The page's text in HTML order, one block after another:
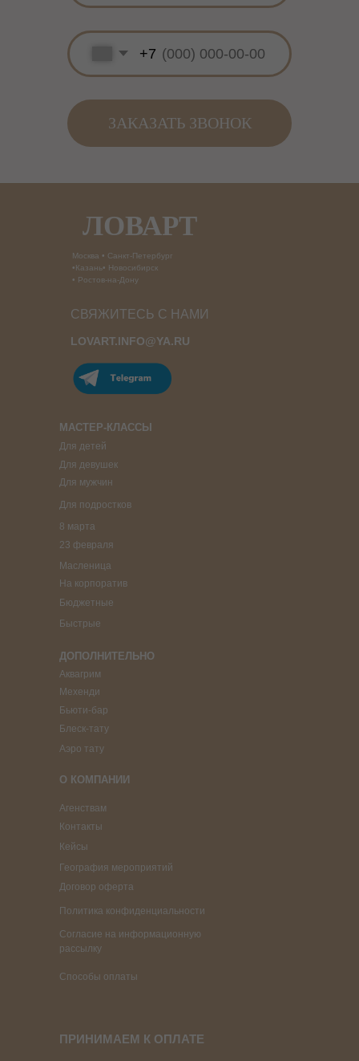
ЛОВАРТ
Москва • Санкт-Петербург
•Казань• Новосибирск
• Ростов-на-Дону
СВЯЖИТЕСЬ С НАМИ
ПРИНИМАЕМ К ОПЛАТЕ
О КОМПАНИИ
ДОПОЛНИТЕЛЬНО
МАСТЕР-КЛАССЫ
Способы оплаты
Согласие на информационную
рассылку
Политика конфиденциальности
Договор оферта
География мероприятий
Кейсы
Контакты
Агенствам
Быстрые
Бюджетные
Аэро тату
Блеск-тату
Бьюти-бар
Мехенди
Аквагрим
На корпоратив
Масленица
23 февраля
8 марта
Для подростков
Для мужчин
Для девушек
Для детей
LOVART.INFO@YA.RU